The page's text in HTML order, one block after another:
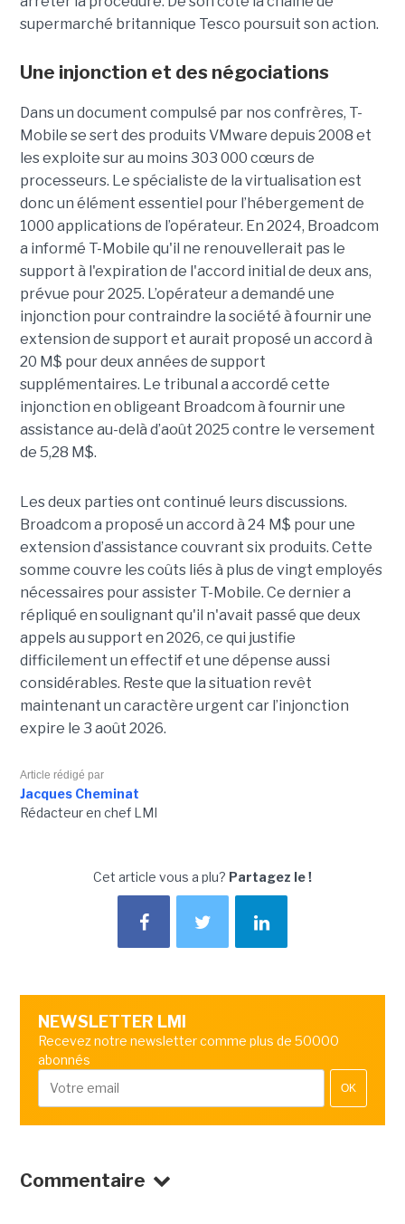
supermarché britannique Tesco poursuit son action.
Une injonction et des négociations
Dans un document compulsé par nos confrères, T-
Mobile se sert des produits VMware depuis 2008 et
les exploite sur au moins 303 000 cœurs de
processeurs. Le spécialiste de la virtualisation est
donc un élément essentiel pour l’hébergement de
1000 applications de l’opérateur. En 2024, Broadcom
a informé T-Mobile qu'il ne renouvellerait pas le
support à l'expiration de l'accord initial de deux ans,
prévue pour 2025. L’opérateur a demandé une
injonction pour contraindre la société à fournir une
extension de support et aurait proposé un accord à
20 M$ pour deux années de support
supplémentaires. Le tribunal a accordé cette
injonction en obligeant Broadcom à fournir une
assistance au-delà d’août 2025 contre le versement
de 5,28 M$.
Les deux parties ont continué leurs discussions.
Broadcom a proposé un accord à 24 M$ pour une
extension d’assistance couvrant six produits. Cette
somme couvre les coûts liés à plus de vingt employés
nécessaires pour assister T-Mobile. Ce dernier a
répliqué en soulignant qu'il n'avait passé que deux
appels au support en 2026, ce qui justifie
difficilement un effectif et une dépense aussi
considérables. Reste que la situation revêt
maintenant un caractère urgent car l’injonction
expire le 3 août 2026.
Article rédigé par
Jacques Cheminat
Rédacteur en chef LMI
Cet article vous a plu? Partagez le !
NEWSLETTER LMI
Recevez notre newsletter comme plus de 50000
abonnés
OK
Commentaire